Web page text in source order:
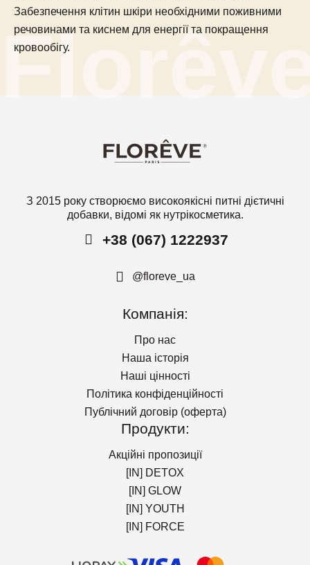
Забезпечення клітин шкіри необхідними поживними
речовинами та киснем для енергії та покращення
кровообігу.
З 2015 року створюємо високоякісні питні дієтичні
добавки, відомі як нутрікосметика.
+38 (067) 1222937
@floreve_ua
Компанія:
Про нас
Наша історія
Наші цінності
Політика конфіденційності
Публічний договір (оферта)
Продукти:
Акційні пропозиції
[IN] DETOX
[IN] GLOW
[IN] YOUTH
[IN] FORCE